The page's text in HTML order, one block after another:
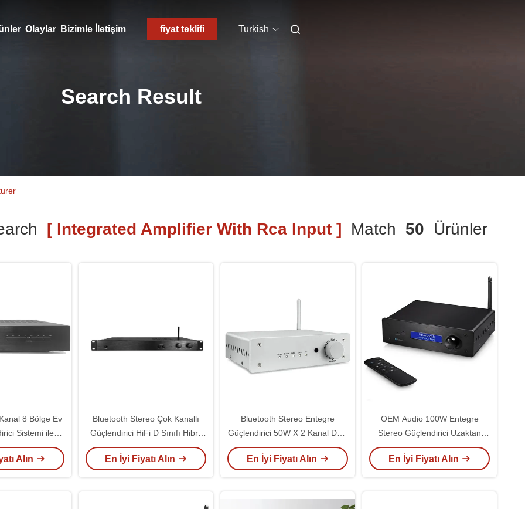
Olaylar Bizimle İletişim fiyat teklifi Turkish
Search Result
[ Integrated Amplifier With Rca Input ] Match 50 Ürünler
8 Bölge Ev
Sistemi ile
Güçlendirici
Alın
Bluetooth Stereo Çok Kanallı
Güçlendirici HiFi D Sınıfı Hibrit
Entegre Güçlendirici 500 Watt
RMS
En İyi Fiyatı Alın
Bluetooth Stereo Entegre
Güçlendirici 50W X 2 Kanal DAC
ve Ön Amp'e Dair
En İyi Fiyatı Alın
OEM Audio 100W Entegre
Stereo Güçlendirici Uzaktan
Kumanda HiFi Ayrı Güçlendirici
En İyi Fiyatı Alın